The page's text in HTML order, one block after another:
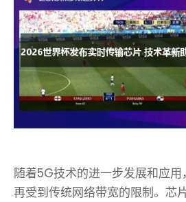
随着5G技术的进一步发展和应
再受到传统网络带宽的限制。芯